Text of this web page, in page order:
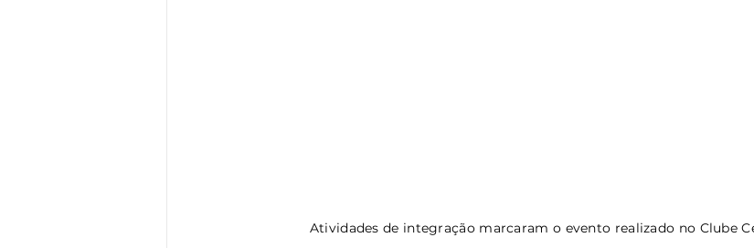
Atividades de integração marcaram o evento realizado no Clube